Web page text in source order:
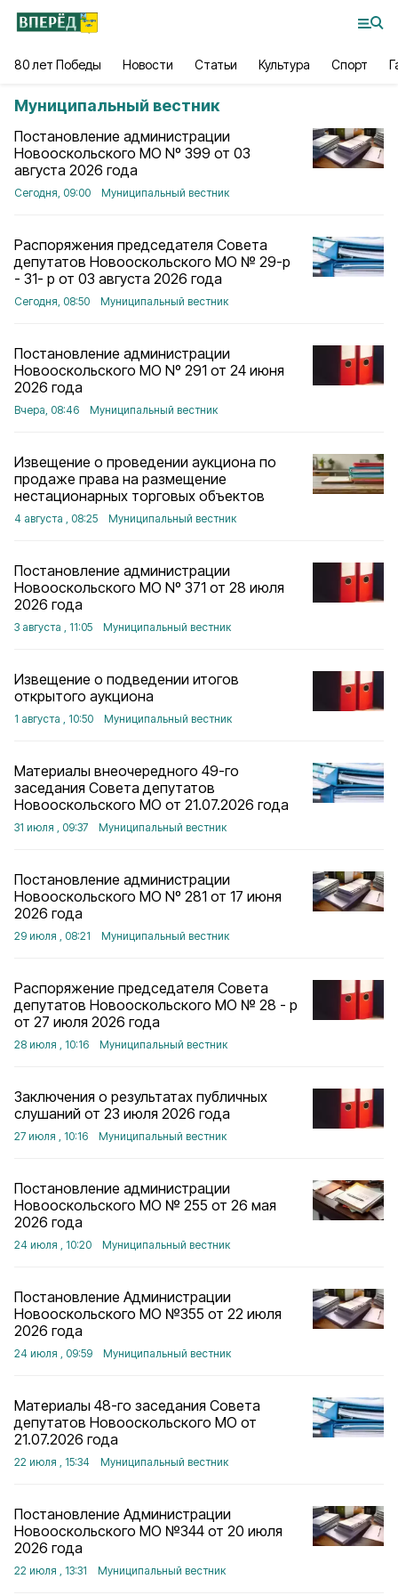
80 лет Победы Новости Статьи Культура Спорт
Муниципальный вестник
Постановление администрации
Новооскольского МО Nº 399 от 03
августа 2026 года
Сегодня, 09:00 Муниципальный вестник
Распоряжения председателя Совета
депутатов Новооскольского МО № 29-р
- 31- р от 03 августа 2026 года
Сегодня, 08:50 Муниципальный вестник
Постановление администрации
Новооскольского МО Nº 291 от 24 июня
2026 года
Вчера, 08:46 Муниципальный вестник
Извещение о проведении аукциона по
продаже права на размещение
нестационарных торговых объектов
4 августа , 08:25 Муниципальный вестник
Постановление администрации
Новооскольского МО Nº 371 от 28 июля
2026 года
3 августа , 11:05 Муниципальный вестник
Извещение о подведении итогов
открытого аукциона
1 августа , 10:50 Муниципальный вестник
Материалы внеочередного 49-го
заседания Совета депутатов
Новооскольского МО от 21.07.2026 года
31 июля , 09:37 Муниципальный вестник
Постановление администрации
Новооскольского МО Nº 281 от 17 июня
2026 года
29 июля , 08:21 Муниципальный вестник
Распоряжение председателя Совета
депутатов Новооскольского МО № 28 - р
от 27 июля 2026 года
28 июля , 10:16 Муниципальный вестник
Заключения о результатах публичных
слушаний от 23 июля 2026 года
27 июля , 10:16 Муниципальный вестник
Постановление администрации
Новооскольского МО № 255 от 26 мая
2026 года
24 июля , 10:20 Муниципальный вестник
Постановление Администрации
Новооскольского МО №355 от 22 июля
2026 года
24 июля , 09:59 Муниципальный вестник
Материалы 48-го заседания Совета
депутатов Новооскольского МО от
21.07.2026 года
22 июля , 15:34 Муниципальный вестник
Постановление Администрации
Новооскольского МО №344 от 20 июля
2026 года
22 июля , 13:31 Муниципальный вестник